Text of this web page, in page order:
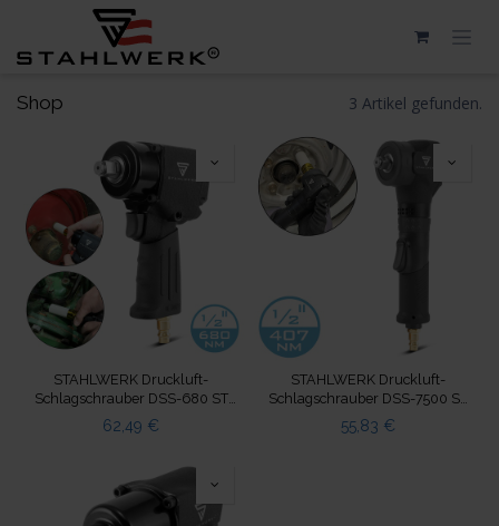
Zum Inhalt springen
Shop 3 Artikel gefunden.
STAHLWERK Druckluft-
Schlagschrauber DSS-680 ST
mit 680 Nm, ½" 10.000 U/min
62,49 €
STAHLWERK Druckluft-
Schlagschrauber DSS-7500 ST
mit 407 Nm, 7.500 U/min
55,83 €